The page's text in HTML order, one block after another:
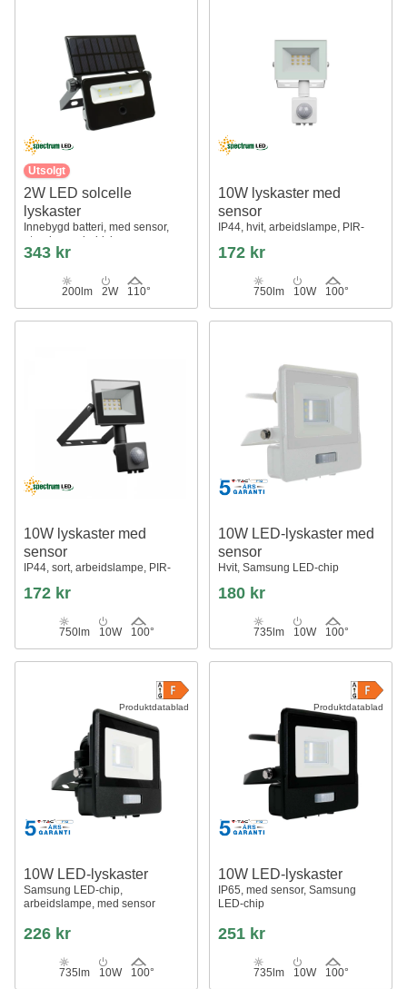
Utsolgt
2W LED solcelle
lyskaster
Innebygd batteri, med sensor,
utendørs, arbeidslampe
343 kr
200lm 2W 110°
10W lyskaster med
sensor
IP44, hvit, arbeidslampe, PIR-
172 kr
750lm 10W 100°
10W lyskaster med
sensor
IP44, sort, arbeidslampe, PIR-
172 kr
750lm 10W 100°
10W LED-lyskaster med
sensor
Hvit, Samsung LED-chip
180 kr
735lm 10W 100°
Produktdatablad
10W LED-lyskaster
Samsung LED-chip,
arbeidslampe, med sensor
226 kr
735lm 10W 100°
Produktdatablad
10W LED-lyskaster
IP65, med sensor, Samsung
LED-chip
251 kr
735lm 10W 100°